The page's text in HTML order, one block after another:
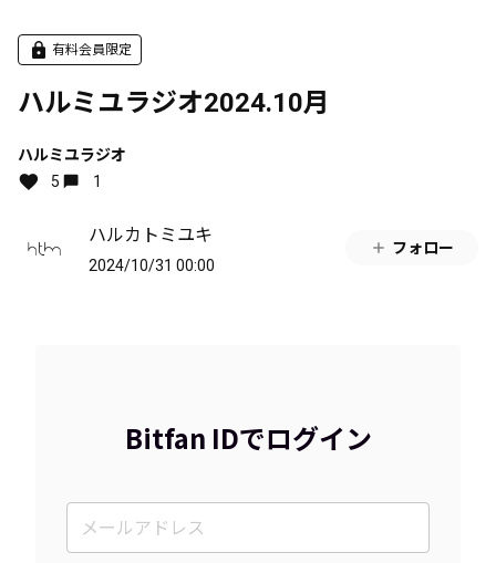
有料会員限定
ハルミユラジオ2024.10月
ハルミユラジオ
5
1
ハルカトミユキ
2024/10/31 00:00
フォロー
Bitfan IDでログイン